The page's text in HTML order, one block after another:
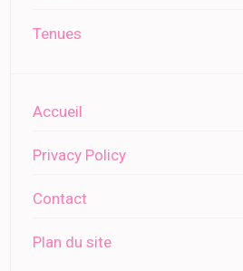
Tenues
Accueil
Privacy Policy
Contact
Plan du site